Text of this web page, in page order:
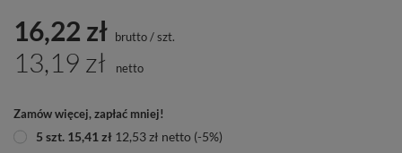
16,22 zł brutto/szt.
13,19 zł netto
Zamów więcej, zapłać mniej!
5 szt. 15,41 zł 12,53 zł netto (-5%)